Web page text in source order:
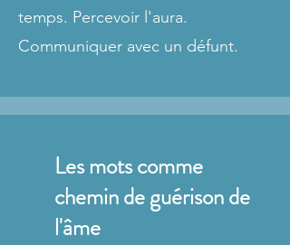
temps. Percevoir l'aura.
Communiquer avec un défunt.
Les motscomme
chemin de guérison de
l'âme